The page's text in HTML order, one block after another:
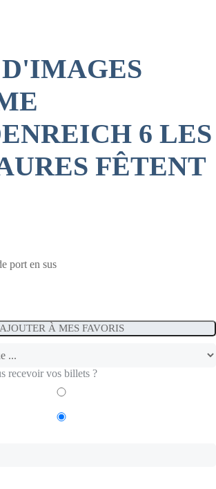
6 LES
FÊTENT
port en sus
AJOUTER À MES FAVORIS
recevoir vos billets ?